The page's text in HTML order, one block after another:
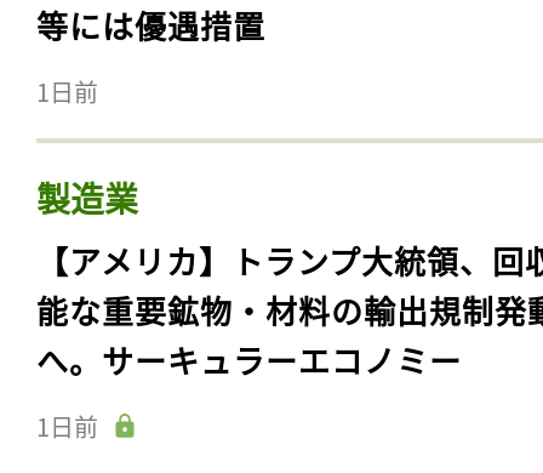
等には優遇措置
1日前
製造業
【アメリカ】トランプ大統領、回
能な重要鉱物・材料の輸出規制発
へ。サーキュラーエコノミー
1日前